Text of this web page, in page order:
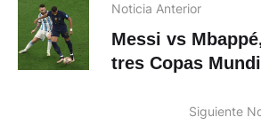
Noticia Anterior
Messi vs
tres Copas
Siguiente